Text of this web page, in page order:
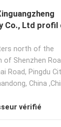
profil du
north of the
of Shenzhen
Road, Pingdu
China
vérifié